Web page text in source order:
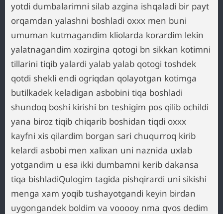
yotdi dumbalarimni silab azgina ishqaladi bir payt
orqamdan yalashni boshladi oxxx men buni
umuman kutmagandim kliolarda korardim lekin
yalatnagandim xozirgina qotogi bn sikkan kotimni
tillarini tiqib yalardi yalab yalab qotogi toshdek
qotdi shekli endi ogriqdan qolayotgan kotimga
butilkadek keladigan asbobini tiqa boshladi
shundoq boshi kirishi bn teshigim pos qilib ochildi
yana biroz tiqib chiqarib boshidan tiqdi oxxx
kayfni xis qilardim borgan sari chuqurroq kirib
kelardi asbobi men xalixan uni naznida uxlab
yotgandim u esa ikki dumbamni kerib dakansa
tiqa bishladiQulogim tagida pishqirardi uni sikishi
menga xam yoqib tushayotgandi keyin birdan
uygongandek boldim va vooooy nma qvos dedim